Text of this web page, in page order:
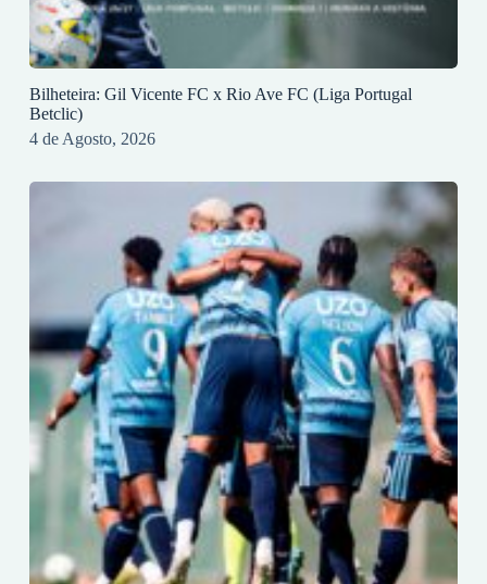
Bilheteira: Gil Vicente FC x Rio Ave FC (Liga Portugal
Betclic)
4 de Agosto, 2026